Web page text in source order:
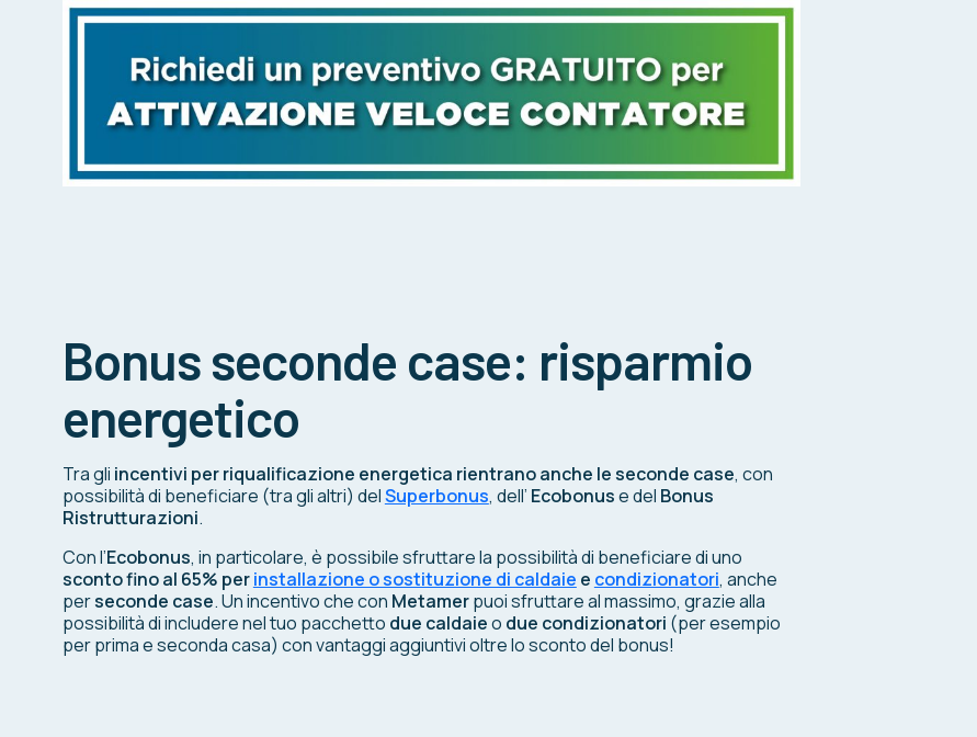
Bonus seconde case: risparmio
energetico
Tra gli incentivi per riqualificazione energetica rientrano anche le seconde case, con
possibilità di beneficiare (tra gli altri) delSuperbonus, dell’ Ecobonuse del Bonus
Ristrutturazioni.
Con l’Ecobonus, in particolare, è possibile sfruttare la possibilità di beneficiare di uno
sconto fino al 65% perinstallazione o sostituzione di caldaie e condizionatori, anche
perseconde case. Un incentivo che con Metamerpuoi sfruttare al massimo, grazie alla
possibilità di includere nel tuo pacchetto due caldaieo due condizionatori (per esempio
per prima e seconda casa) con vantaggi aggiuntivi oltre lo sconto del bonus!